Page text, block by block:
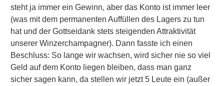
steht ja immer ein Gewinn, aber das Konto ist immer leer
(was mit dem permanenten Auffüllen des Lagers zu tun
hat und der Gottseidank stets steigenden Attraktivität
unserer Winzerchampagner). Dann fasste ich einen
Beschluss: So lange wir wachsen, wird sicher nie so viel
Geld auf dem Konto liegen bleiben, dass man ganz
sicher sagen kann, da stellen wir jetzt 5 Leute ein (außer